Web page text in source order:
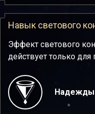
Навык светового
Эффект светового
действует только
Надежды